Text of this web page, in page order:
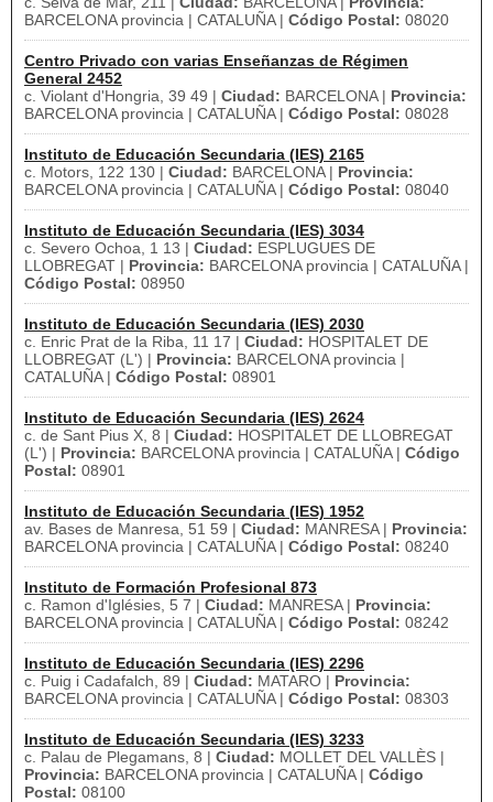
BARCELONA provincia | CATALUÑA | Código Postal: 08020
Centro Privado con varias Enseñanzas de Régimen
General 2452
c. Violant d'Hongria, 39 49 | Ciudad: BARCELONA | Provincia:
BARCELONA provincia | CATALUÑA | Código Postal: 08028
Instituto de Educación Secundaria (IES) 2165
c. Motors, 122 130 | Ciudad: BARCELONA | Provincia:
BARCELONA provincia | CATALUÑA | Código Postal: 08040
Instituto de Educación Secundaria (IES) 3034
c. Severo Ochoa, 1 13 | Ciudad: ESPLUGUES DE
LLOBREGAT | Provincia: BARCELONA provincia | CATALUÑA |
Código Postal: 08950
Instituto de Educación Secundaria (IES) 2030
c. Enric Prat de la Riba, 11 17 | Ciudad: HOSPITALET DE
LLOBREGAT (L') | Provincia: BARCELONA provincia |
CATALUÑA | Código Postal: 08901
Instituto de Educación Secundaria (IES) 2624
c. de Sant Pius X, 8 | Ciudad: HOSPITALET DE LLOBREGAT
(L') | Provincia: BARCELONA provincia | CATALUÑA | Código
Postal: 08901
Instituto de Educación Secundaria (IES) 1952
av. Bases de Manresa, 51 59 | Ciudad: MANRESA | Provincia:
BARCELONA provincia | CATALUÑA | Código Postal: 08240
Instituto de Formación Profesional 873
c. Ramon d'Iglésies, 5 7 | Ciudad: MANRESA | Provincia:
BARCELONA provincia | CATALUÑA | Código Postal: 08242
Instituto de Educación Secundaria (IES) 2296
c. Puig i Cadafalch, 89 | Ciudad: MATARO | Provincia:
BARCELONA provincia | CATALUÑA | Código Postal: 08303
Instituto de Educación Secundaria (IES) 3233
c. Palau de Plegamans, 8 | Ciudad: MOLLET DEL VALLÈS |
Provincia: BARCELONA provincia | CATALUÑA | Código
Postal: 08100